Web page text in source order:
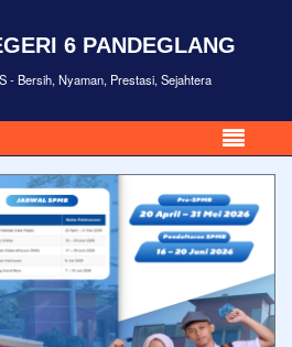
6 PANDEGLANG
- Bersih, Nyaman, Prestasi, Sejahtera